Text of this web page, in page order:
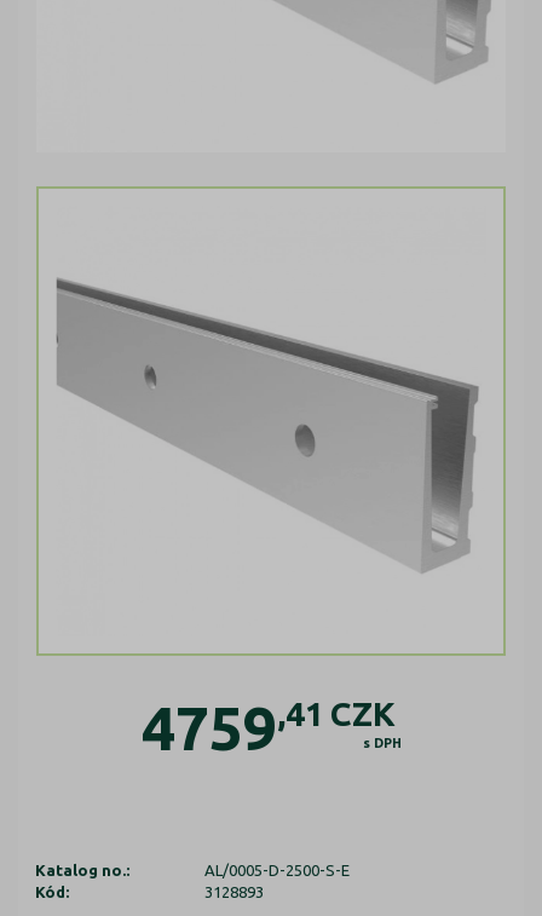
4759,41 CZK
s DPH
Katalog no.:
AL/0005-D-2500-S-E
Kód:
3128893